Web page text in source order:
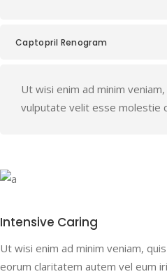
Captopril Renogram
Ut wisi enim ad minim
vulputate velit esse molestie
Intensive Caring
Ut wisi enim ad minim veniam,
eorum claritatem autem vel eum